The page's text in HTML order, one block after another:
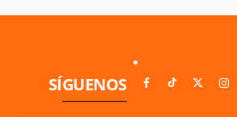
SÍGUENOS